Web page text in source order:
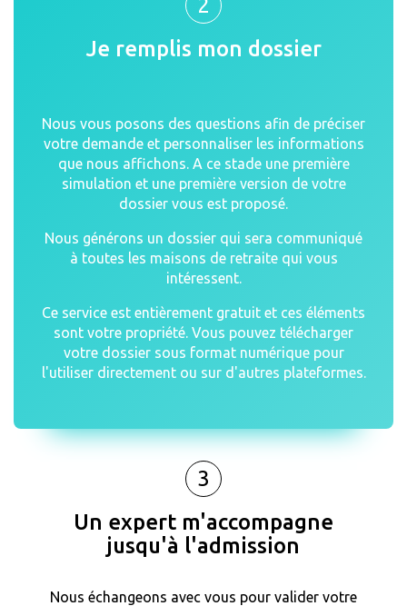
2
Je remplis mon dossier
Nous vous posons des questions afin de préciser
votre demande et personnaliser les informations
que nous affichons. A ce stade une première
simulation et une première version de votre
dossier vous est proposé.
Nous générons un dossier qui sera communiqué
à toutes les maisons de retraite qui vous
intéressent.
Ce service est entièrement gratuit et ces éléments
sont votre propriété. Vous pouvez télécharger
votre dossier sous format numérique pour
l'utiliser directement ou sur d'autres plateformes.
3
Un expert m'accompagne
jusqu'à l'admission
Nous échangeons avec vous pour valider votre